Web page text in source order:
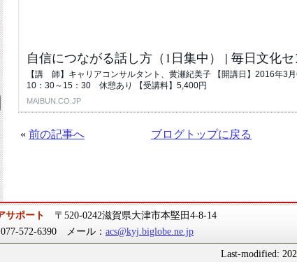
自信につながる話し方（1日集中） | 毎日文化
【講 師】キャリアコンサルタント、黄瀬紀美子 【開講日】2016年3
10：30～15：30 休憩あり 【受講料】5,400円
MAIBUN.CO.JP
« 前の記事へ ブログトップに戻る
サポート
〒520-0242滋賀県大津市本堅田4-8-14
572-6390 メール： acs@kyj.biglobe.ne.jp
Last-modified: